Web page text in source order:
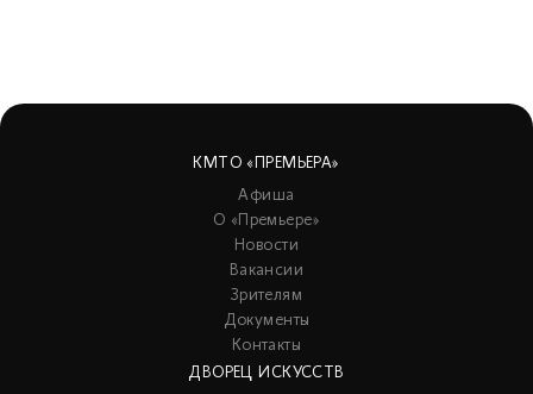
КМТО «ПРЕМЬЕРА»
Афиша
О «Премьере»
Новости
Вакансии
Зрителям
Документы
Контакты
ДВОРЕЦ ИСКУССТВ